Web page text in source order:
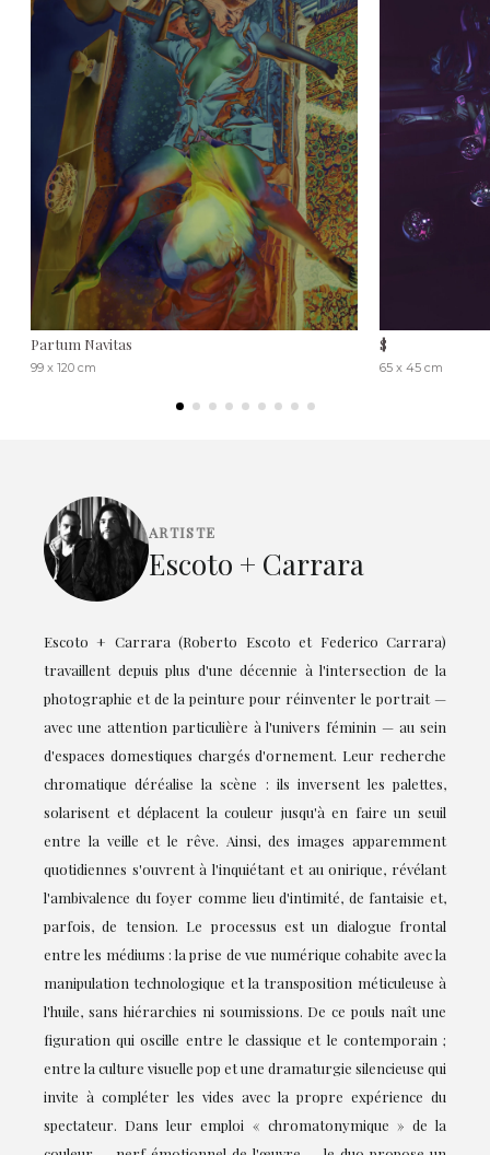
Partum Navitas
99 x 120 cm
$
65 x 45 cm
ARTISTE
Escoto + Carrara
Escoto + Carrara (Roberto Escoto et Federico Carrara)
travaillent depuis plus d'une décennie à l'intersection de la
photographie et de la peinture pour réinventer le portrait —
avec une attention particulière à l'univers féminin — au sein
d'espaces domestiques chargés d'ornement. Leur recherche
chromatique déréalise la scène : ils inversent les palettes,
solarisent et déplacent la couleur jusqu'à en faire un seuil
entre la veille et le rêve. Ainsi, des images apparemment
quotidiennes s'ouvrent à l'inquiétant et au onirique, révélant
l'ambivalence du foyer comme lieu d'intimité, de fantaisie et,
parfois, de tension. Le processus est un dialogue frontal
entre les médiums : la prise de vue numérique cohabite avec la
manipulation technologique et la transposition méticuleuse à
l'huile, sans hiérarchies ni soumissions. De ce pouls naît une
figuration qui oscille entre le classique et le contemporain ;
entre la culture visuelle pop et une dramaturgie silencieuse qui
invite à compléter les vides avec la propre expérience du
spectateur. Dans leur emploi « chromatonymique » de la